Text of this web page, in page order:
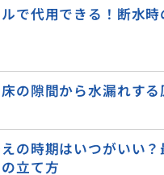
で代用できる！断水
の隙間から水漏れす
の時期はいつがいい？
立て方